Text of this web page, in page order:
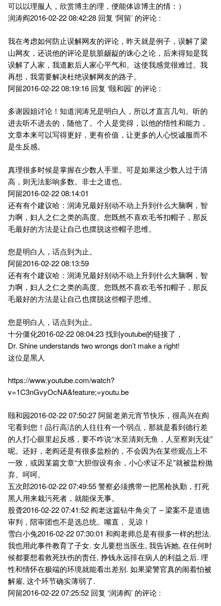
可以以理服人，欣赏博主的理，便能体谅博主的情：）
润涛阎2016-02-22 08:42:28 回复 ‘阿留’ 的评论 :
我在考虑如何防止误解网友的评论，昨天就是例子，误解了梁
山网友，还说他的评论是肮脏龌龊的诛心之论，后来得知是我
误解了人家，我道歉后人家心平气和。这使我感觉很难过。我
再想，我需要解决杜绝误解网友的路子。
阿留2016-02-22 08:19:16 回复 ‘颐和园’ 的评论 :
多谢园姐讨论！知道润涛兄是明白人，所以才直言几句。听的
进去听不进去的，随他了。个人是觉得，以他的悟性和能力，
文章本来可以写得更好，更有价值，让更多的人心悦诚服而不
是生反感。
真理很多时候是掌握在少数人手里。可是如果这少数人过于清
高，则无法影响多数。非士之道也。
阿留2016-02-22 08:14:01
还有有个建议哈：润涛兄最好别动不动上升到什么大脑啊，智
力啊，妇人之仁之类的高度。您既然不喜欢毛爷扣帽子，那反
毛最好的方法是让自己也摆脱这些帽子思维。
您是明白人，话点到为止。
阿留2016-02-22 08:13:59
还有有个建议哈：润涛兄最好别动不动上升到什么大脑啊，智
力啊，妇人之仁之类的高度。您既然不喜欢毛爷扣帽子，那反
毛最好的方法是让自己也摆脱这些帽子思维。
您是明白人，话点到为止。
十分僵化2016-02-22 08:04:23 找到youtube的链接了，
Dr. Shine understands two wrongs don’t make a right!
这位是黑人
https://www.youtube.com/watch?
v=1C3nGvyOcNA&feature;=youtu.be
颐和园2016-02-22 07:50:27 阿留老弟元宵节快乐，很高兴在阎
宅看到您！品行高洁的人往往有一个弱点，那就是看到德行差
的人打心眼里起反感，要不咋说“水至清则无鱼，人至察则无徒”
呢。还好，老阎还是有很多盐粉的，不会因为在某些观点上不
一致，或因某篇文章“大胆假设有余，小心求证不足”就被盐粉抛
弃。呵呵。
五次郎2016-02-22 07:49:55 警察必须携带一把黑枪执勤，打死
黑人用来栽污死者，就能保无事。
股聋2016-02-22 07:41:52 阎老这篇钻牛角尖了 – 梁案不是道德
审判，陪审团也不是选总统。嘴直， 见谅！
雪白小兔2016-02-22 07:30:01 和阎老师总是有很多一样的想法.
我也用此事件教育了子女. 女儿要想当医生, 我告诉她, 在任何时
候都要想着救死扶伤的责任, 挣钱永远排在病人的利益之后. 理
性和情怀在极端的环境就能看出差别. 如果梁警官真的闹着怕被
解雇, 这个环节确实薄弱了.
阿留2016-02-22 07:25:52 回复 ‘润涛阎’ 的评论 :